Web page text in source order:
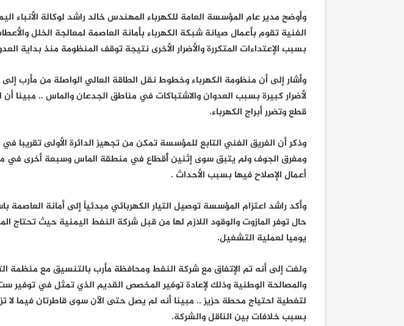
وأوضح مدير عام المؤسسة العامة للكهرباء المهندس خالد راشد لوكالة الأنباء
الفنية تقوم بأعمال صيانة شبكة الكهرباء بأمانة العاصمة لمعالجة الخلل
بسبب الإعتداءات المتكررة والأضرار الأخرى نتيجة توقف المنظومة منذ بداية
قطع وتضرر أبراج الكهرباء.
وذكر أن الفريق الفني التابع للمؤسسة تمكن من تجهيز الدائرة الأولى تقريبا
ومفرق الجوف ولم يتبق سوى إثنين أٌقطاع في منطقة الماس وسبعة أخرى في
أعمال الإصلاح فيها بسبب الأحداث .
وأكد راشد اعتزام المؤسسة توصيل التيار الكهربائي مبدئياً إلى أمانة
حال توفر المازوت والوقود اللازم لها من قبل شركة النفط اليمنية حيث تحتاج
يوميا لعملية التشغيل.
ولفت إلى أنه تم الإتفاق مع شركة النفط ومحافظة مأرب بالتنسيق مع منظمة
والمصالحة الوطنية وذلك لإعادة توفير المخصص القديم الذي تمثل في توفير
لتغطية احتياج محطة حزيز .. مبينا أنه لم يصل حتى الآن سوى قاطرتان فيما لا
بسبب خلافات بين الناقل والشركة.